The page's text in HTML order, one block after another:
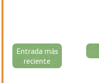
Entrada más
reciente